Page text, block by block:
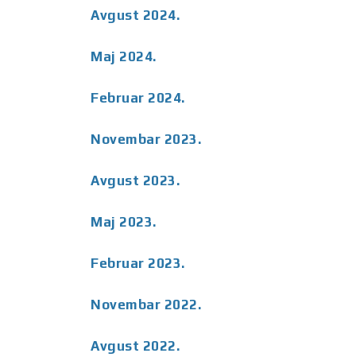
Avgust 2024.
Maj 2024.
Februar 2024.
Novembar 2023.
Avgust 2023.
Maj 2023.
Februar 2023.
Novembar 2022.
Avgust 2022.